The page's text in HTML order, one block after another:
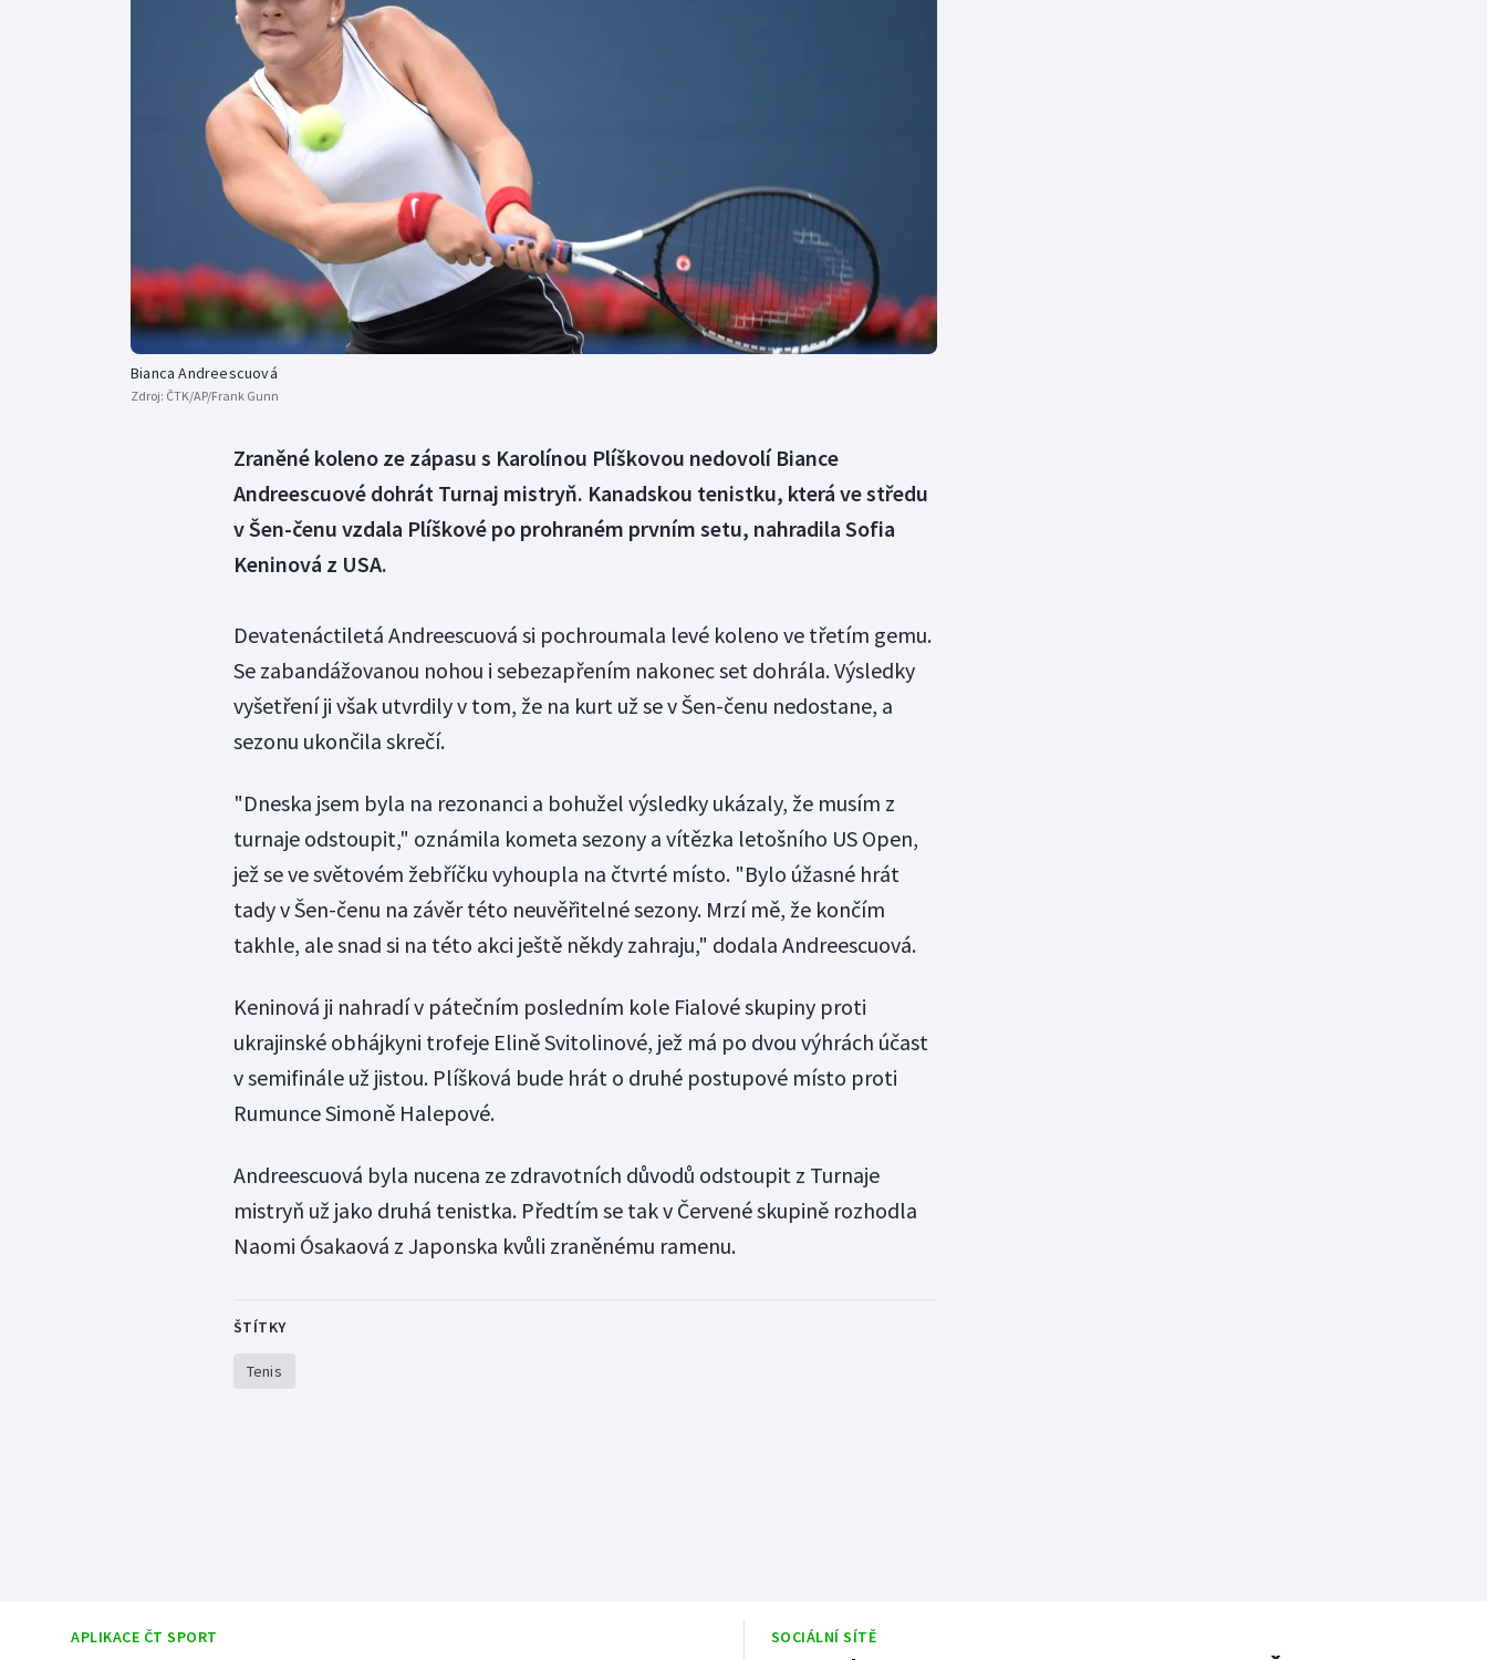
Curling
Dostihy
Futsal
Golf
Gymnastika Plážový volejbal
Ostatní
Bianca Andreescuová
Zdroj: ČTK/AP/Frank Gunn
Zraněné koleno ze zápasu s Karolínou Plíškovou nedovolí Biance
Andreescuové dohrát Turnaj mistryň. Kanadskou tenistku, která ve středu
v Šen-čenu vzdala Plíškové po prohraném prvním setu, nahradila Sofia
Keninová z USA.
Devatenáctiletá Andreescuová si pochroumala levé koleno ve třetím gemu.
Se zabandážovanou nohou i sebezapřením nakonec set dohrála. Výsledky
vyšetření ji však utvrdily v tom, že na kurt už se v Šen-čenu nedostane, a
sezonu ukončila skrečí.
"Dneska jsem byla na rezonanci a bohužel výsledky ukázaly, že musím z
turnaje odstoupit," oznámila kometa sezony a vítězka letošního US Open,
jež se ve světovém žebříčku vyhoupla na čtvrté místo. "Bylo úžasné hrát
tady v Šen-čenu na závěr této neuvěřitelné sezony. Mrzí mě, že končím
takhle, ale snad si na této akci ještě někdy zahraju," dodala Andreescuová.
Keninová ji nahradí v pátečním posledním kole Fialové skupiny proti
ukrajinské obhájkyni trofeje Elině Svitolinové, jež má po dvou výhrách účast
v semifinále už jistou. Plíšková bude hrát o druhé postupové místo proti
Rumunce Simoně Halepové.
Andreescuová byla nucena ze zdravotních důvodů odstoupit z Turnaje
mistryň už jako druhá tenistka. Předtím se tak v Červené skupině rozhodla
Naomi Ósakaová z Japonska kvůli zraněnému ramenu.
ŠTÍTKY
Tenis
APLIKACE ČT SPORT SOCIÁLNÍ SÍTĚ